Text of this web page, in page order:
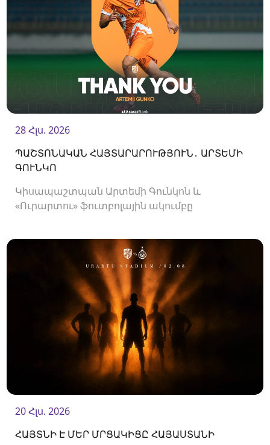
28 Հլս. 2026
ՊԱՇՏՈՆԱԿԱՆ ՀԱՅՏԱՐԱՐՈՒԹՅՈՒՆ․ ԱՐՏԵՄԻ
ԳՈՒՆԿՈ
Կիսապաշտպան Արտեմի Գունկոն և
«Ուրարտու» ֆուտբոլային ակումբը
20 Հլս. 2026
ՀԱՅՏՆԻ Է ՄԵՐ ՄՐՑԱԿԻՑԸ ՀԱՅԱՍՏԱՆԻ